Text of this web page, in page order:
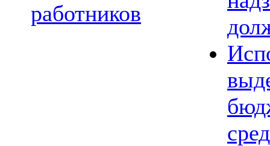
работников